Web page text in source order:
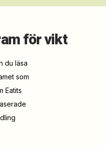
för vikt
du läsa
som
Eatits